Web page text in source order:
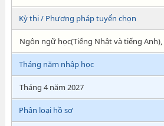
Kỳ thi / Phương pháp tuyển chọn
Ngôn ngữ học(Tiếng Nhật và tiếng
Tháng năm nhập học
Tháng 4 năm 2027
Phân loại hồ sơ